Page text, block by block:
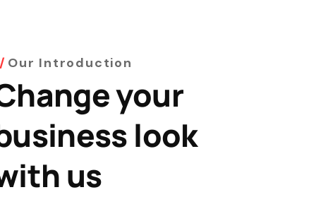
Our Introduction
your
look
us